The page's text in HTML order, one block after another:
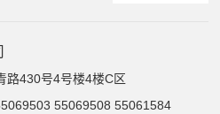
路430号4号楼4楼C区
55069508 55061584